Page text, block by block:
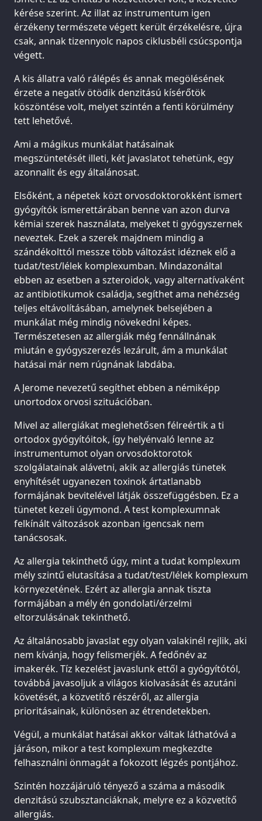
kérése szerint. Az illat az instrumentum igen
érzékeny természete végett került érzékelésre, újra
csak, annak tizennyolc napos ciklusbéli csúcspontja
végett.
A kis állatra való rálépés és annak megölésének
érzete a negatív ötödik denzitású kísérőtök
köszöntése volt, melyet szintén a fenti körülmény
tett lehetővé.
Ami a mágikus munkálat hatásainak
megszüntetését illeti, két javaslatot tehetünk, egy
azonnalit és egy általánosat.
Elsőként, a népetek közt orvosdoktorokként ismert
gyógyítók ismerettárában benne van azon durva
kémiai szerek használata, melyeket ti gyógyszernek
neveztek. Ezek a szerek majdnem mindig a
szándékolttól messze több változást idéznek elő a
tudat/test/lélek komplexumban. Mindazonáltal
ebben az esetben a szteroidok, vagy alternatívaként
az antibiotikumok családja, segíthet ama nehézség
teljes eltávolításában, amelynek belsejében a
munkálat még mindig növekedni képes.
Természetesen az allergiák még fennállnának
miután e gyógyszerezés lezárult, ám a munkálat
hatásai már nem rúgnának labdába.
A Jerome nevezetű segíthet ebben a némiképp
unortodox orvosi szituációban.
Mivel az allergiákat meglehetősen félreértik a ti
ortodox gyógyítóitok, így helyénvaló lenne az
instrumentumot olyan orvosdoktorotok
szolgálatainak alávetni, akik az allergiás tünetek
enyhítését ugyanezen toxinok ártatlanabb
formájának bevitelével látják összefüggésben. Ez a
tünetet kezeli úgymond. A test komplexumnak
felkínált változások azonban igencsak nem
tanácsosak.
Az allergia tekinthető úgy, mint a tudat komplexum
mély szintű elutasítása a tudat/test/lélek komplexum
környezetének. Ezért az allergia annak tiszta
formájában a mély én gondolati/érzelmi
eltorzulásának tekinthető.
Az általánosabb javaslat egy olyan valakinél rejlik, aki
nem kívánja, hogy felismerjék. A fedőnév az
imakerék. Tíz kezelést javaslunk ettől a gyógyítótól,
továbbá javasoljuk a világos kiolvasását és azutáni
követését, a közvetítő részéről, az allergia
prioritásainak, különösen az étrendetekben.
Végül, a munkálat hatásai akkor váltak láthatóvá a
járáson, mikor a test komplexum megkezdte
felhasználni önmagát a fokozott légzés pontjához.
Szintén hozzájáruló tényező a száma a második
denzitású szubsztanciáknak, melyre ez a közvetítő
allergiás.